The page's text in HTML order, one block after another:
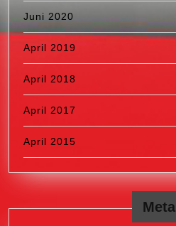
Juni 2020
April 2019
April 2018
April 2017
April 2015
Meta